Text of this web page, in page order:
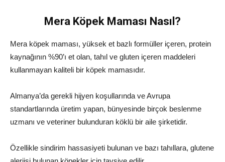
Mera Köpek Maması Nasıl?
Mera köpek maması, yüksek et bazlı formüller içeren, protein
kaynağının %90’ı et olan, tahıl ve gluten içeren maddeleri
kullanmayan kaliteli bir köpek mamasıdır.
Almanya’da gerekli hijyen koşullarında ve Avrupa
standartlarında üretim yapan, bünyesinde birçok beslenme
uzmanı ve veteriner bulunduran köklü bir aile şirketidir.
Özellikle sindirim hassasiyeti bulunan ve bazı tahıllara, glutene